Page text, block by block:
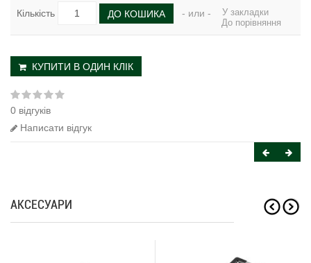
Кількість ДО КОШИКА - или -
У закладки
До порівняння
КУПИТИ В ОДИН КЛІК
0 відгуків
Написати відгук
АКСЕСУАРИ